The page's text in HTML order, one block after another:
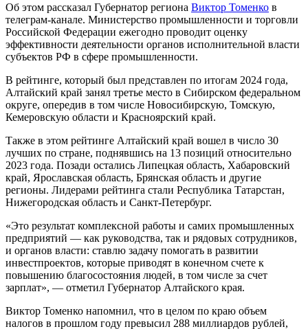
Об этом рассказал Губернатор региона Виктор Томенко в
телеграм-канале. Министерство промышленности и торговли
Российской Федерации ежегодно проводит оценку
эффективности деятельности органов исполнительной власти
субъектов РФ в сфере промышленности.
В рейтинге, который был представлен по итогам 2024 года,
Алтайский край занял третье место в Сибирском федеральном
округе, опередив в том числе Новосибирскую, Томскую,
Кемеровскую области и Красноярский край.
Также в этом рейтинге Алтайский край вошел в число 30
лучших по стране, поднявшись на 13 позиций относительно
2023 года. Позади остались Липецкая область, Хабаровский
край, Ярославская область, Брянская область и другие
регионы. Лидерами рейтинга стали Республика Татарстан,
Нижегородская область и Санкт-Петербург.
«Это результат комплексной работы и самих промышленных
предприятий — как руководства, так и рядовых сотрудников,
и органов власти: ставлю задачу помогать в развитии
инвестпроектов, которые приводят в конечном счете к
повышению благосостояния людей, в том числе за счет
зарплат», — отметил Губернатор Алтайского края.
Виктор Томенко напомнил, что в целом по краю объем
налогов в прошлом году превысил 288 миллиардов рублей,